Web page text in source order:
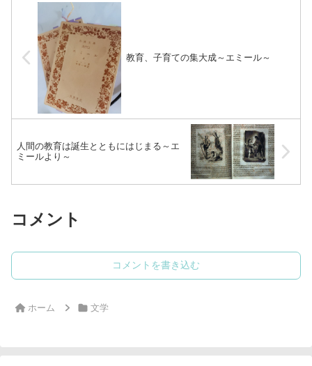
教育、子育ての集大成～エミール～
人間の教育は誕生とともにはじまる～エ
ミールより～
コメント
コメントを書き込む
ホーム 文学